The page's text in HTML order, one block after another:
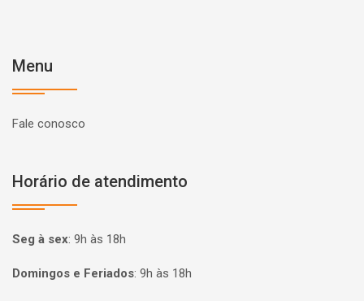
Menu
Fale conosco
Horário de atendimento
Seg à sex: 9h às 18h
Domingos e Feriados: 9h às 18h